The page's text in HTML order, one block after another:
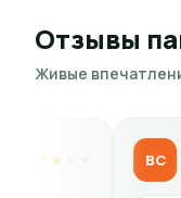
Отзывы
Живые
Степ